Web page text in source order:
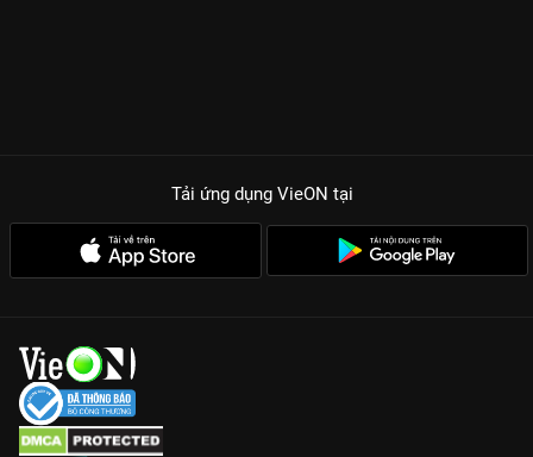
Tải ứng dụng VieON tại